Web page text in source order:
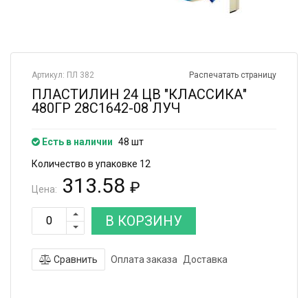
Распечатать страницу
Артикул: ПЛ 382
ПЛАСТИЛИН 24 ЦВ "КЛАССИКА"
480ГР 28С1642-08 ЛУЧ
Есть в наличии 48 шт
Количество в упаковке 12
Цена: 313.58 ₽
В КОРЗИНУ
Сравнить Оплата заказа Доставка